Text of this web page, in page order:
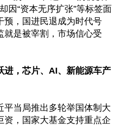
因“资本无序扩张”等标签面
预，国进民退成为时代号
就是被宰割，市场信心受
进，芯片、AI、新能源车产
平当局推出多轮举国体制大
资，国家大基金支持重点企